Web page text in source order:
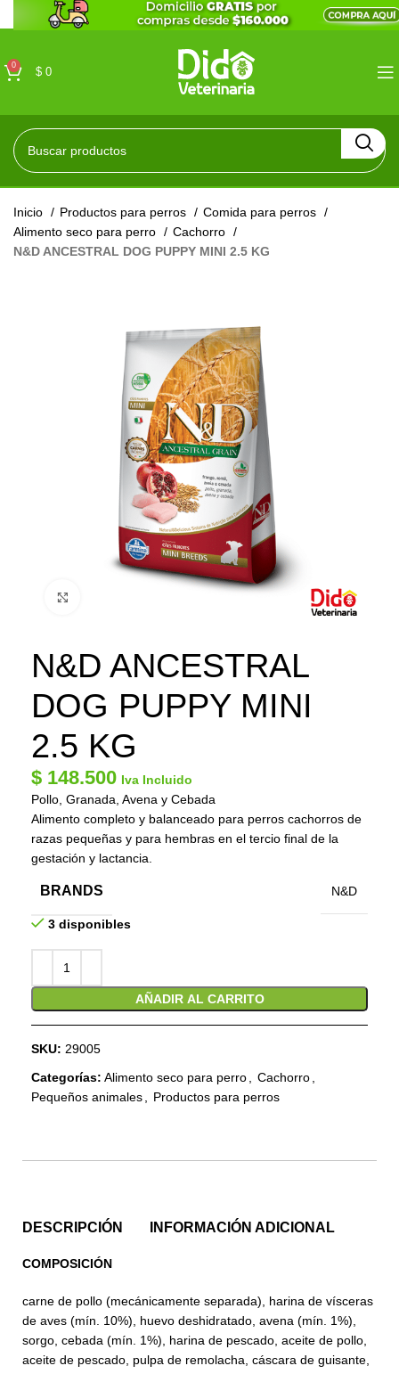
0
$ 0
Inicio Productos para perros
Comida para perros
Alimento seco para perro
Cachorro
N&D ANCESTRAL DOG PUPPY MINI 2.5 KG
N&D ANCESTRAL
DOG PUPPY MINI
2.5 KG
$ 148.500 Iva Incluido
Pollo, Granada, Avena y Cebada
Alimento completo y balanceado para perros cachorros de
razas pequeñas y para hembras en el tercio final de la
gestación y lactancia.
BRANDS N&D
3 disponibles
AÑADIR AL CARRITO
SKU: 29005
Categorías: Alimento seco para perro Cachorro
Pequeños animales
Productos para perros
DESCRIPCIÓN INFORMACIÓN ADICIONAL
COMPOSICIÓN
carne de pollo (mecánicamente separada), harina de vísceras
de aves (mín. 10%), huevo deshidratado, avena (mín. 1%),
sorgo, cebada (mín. 1%), harina de pescado, aceite de pollo,
aceite de pescado, pulpa de remolacha, cáscara de guisante,